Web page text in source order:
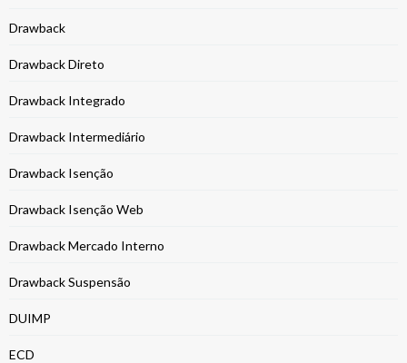
Drawback
Drawback Direto
Drawback Integrado
Drawback Intermediário
Drawback Isenção
Drawback Isenção Web
Drawback Mercado Interno
Drawback Suspensão
DUIMP
ECD